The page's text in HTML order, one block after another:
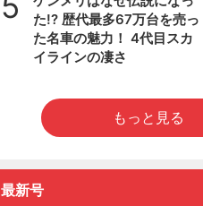
た!? 歴代最多67万台を売っ
た名車の魅力！ 4代目スカ
イラインの凄さ
もっと見る
最新号